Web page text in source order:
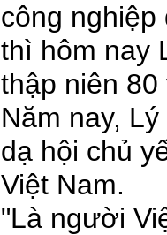
công
thì hôm nay
thập niên
Năm nay,
dạ hội chủ
Việt Nam.
"Là người